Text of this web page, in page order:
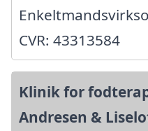
CVR: 43313584
Klinik for
Andresen &